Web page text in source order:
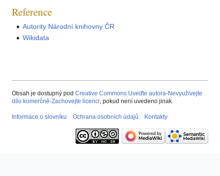
Reference
Autority Národní knihovny ČR
Wikidata
Obsah je dostupný pod Creative Commons Uveďte autora-Nevyužívejte
dílo komerčně-Zachovejte licenci , pokud není uvedeno jinak.
Informace o slovníku Ochrana osobních údajů Kontakty